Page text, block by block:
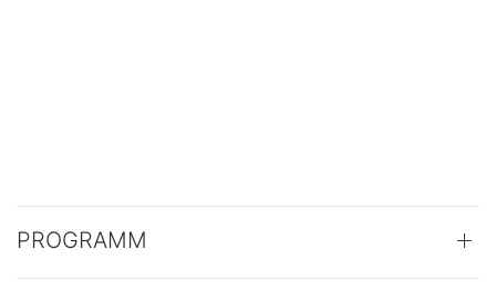
PROGRAMM